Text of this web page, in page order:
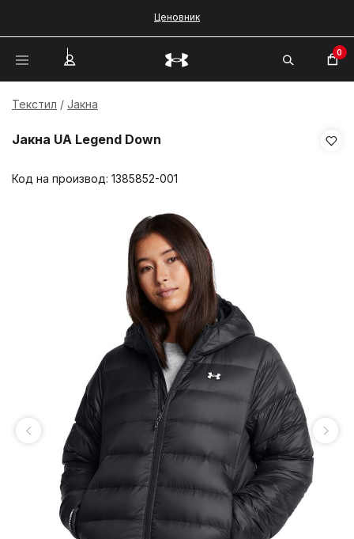
Ценовник
0
Текстил Јакна
Јакна UA Legend Down
Код на производ: 1385852-001